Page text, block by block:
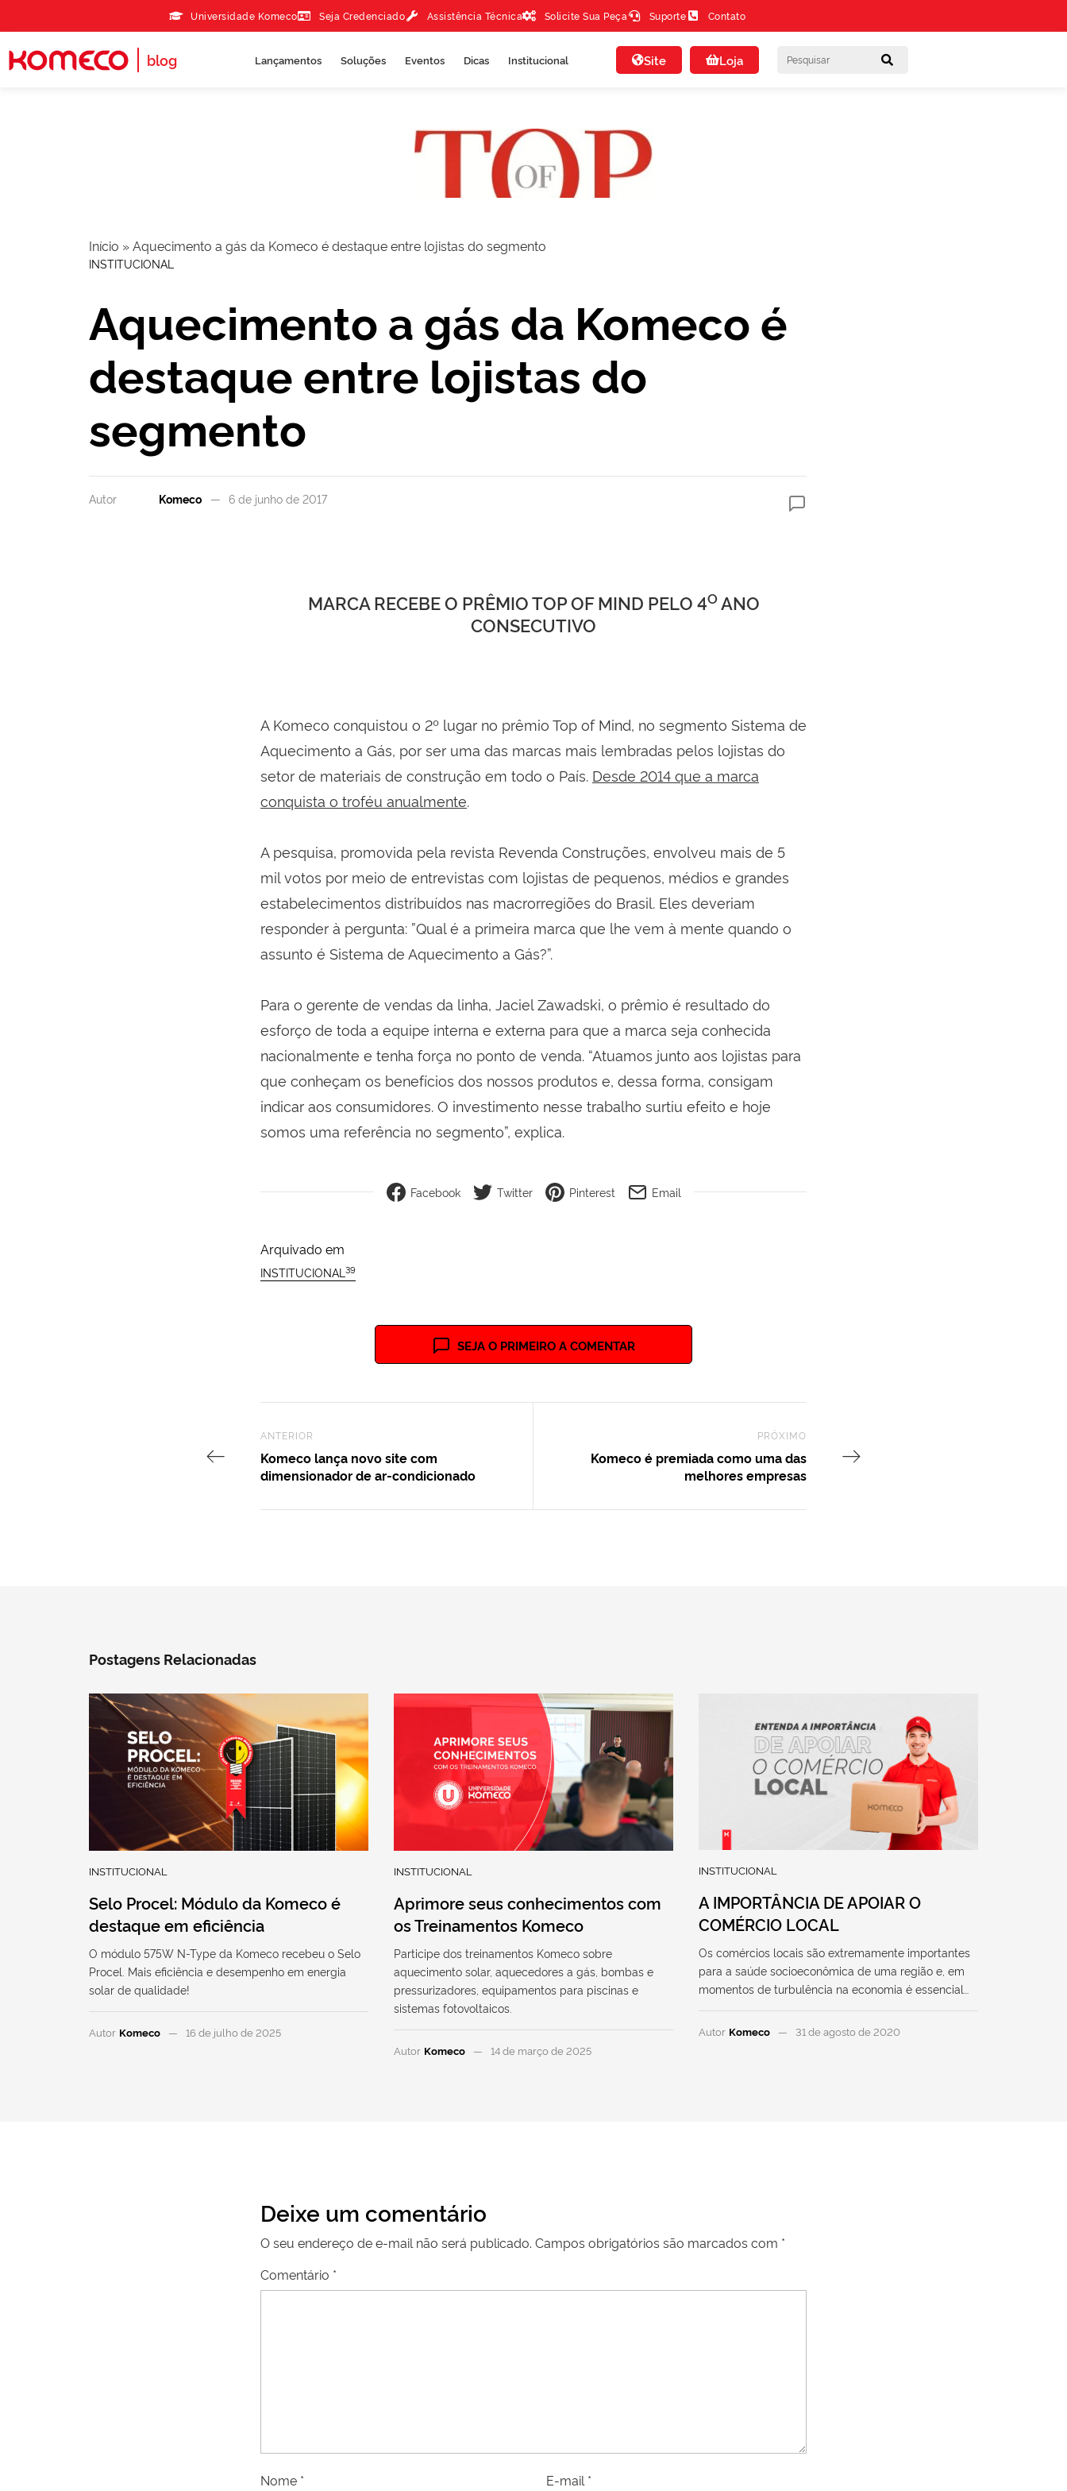
Universidade Komeco Seja Credenciado Assistência Técnica Solicite Sua Peça Suporte Contato
blog Lançamentos Soluções Eventos Dicas Institucional Site Loja
Início »Aquecimento a gás da Komeco é destaque entre lojistas do segmento
INSTITUCIONAL
Aquecimento a gás da Komeco é
destaque entre lojistas do
segmento
Autor Komeco 6 de junho de 2017
MARCA RECEBE O PRÊMIO TOP OF MIND PELO 4OANO
CONSECUTIVO
A Komeco conquistou o 2º lugar no prêmio Top of Mind, no segmento Sistema de
Aquecimento a Gás, por ser uma das marcas mais lembradas pelos lojistas do
setor de materiais de construção em todo o País. Desde 2014 que a marca
conquista o troféu anualmente.
A pesquisa, promovida pela revista Revenda Construções, envolveu mais de 5
mil votos por meio de entrevistas com lojistas de pequenos, médios e grandes
estabelecimentos distribuídos nas macrorregiões do Brasil. Eles deveriam
responder à pergunta: ”Qual é a primeira marca que lhe vem à mente quando o
assunto é Sistema de Aquecimento a Gás?”.
Para o gerente de vendas da linha, Jaciel Zawadski, o prêmio é resultado do
esforço de toda a equipe interna e externa para que a marca seja conhecida
nacionalmente e tenha força no ponto de venda. “Atuamos junto aos lojistas para
que conheçam os benefícios dos nossos produtos e, dessa forma, consigam
indicar aos consumidores. O investimento nesse trabalho surtiu efeito e hoje
somos uma referência no segmento”, explica.
Facebook Twitter Pinterest Email
Arquivado em
INSTITUCIONAL 39
SEJA O PRIMEIRO A COMENTAR
Previous Post
ANTERIOR
Komeco lança novo site com
dimensionador de ar-condicionado
PRÓXIMO
Komeco é premiada como uma das
melhores empresas
Postagens Relacionadas
INSTITUCIONAL
Selo Procel: Módulo da Komeco é
destaque em eficiência
O módulo 575W N-Type da Komeco recebeu o Selo
Procel. Mais eficiência e desempenho em energia
solar de qualidade!
Autor Komeco 16 de julho de 2025
INSTITUCIONAL
Aprimore seus conhecimentos com
os Treinamentos Komeco
Participe dos treinamentos Komeco sobre
aquecimento solar, aquecedores a gás, bombas e
pressurizadores, equipamentos para piscinas e
sistemas fotovoltaicos.
Autor Komeco 14 de março de 2025
INSTITUCIONAL
A IMPORTÂNCIA DE APOIAR O
COMÉRCIO LOCAL
Os comércios locais são extremamente importantes
para a saúde socioeconômica de uma região e, em
momentos de turbulência na economia é essencial…
Autor Komeco 31 de agosto de 2020
Deixe um comentário
O seu endereço de e-mail não será publicado. Campos obrigatórios são marcados com *
Comentário *
Nome * E-mail *